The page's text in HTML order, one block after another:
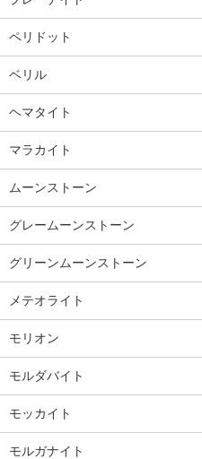
ペリドット
ベリル
ヘマタイト
マラカイト
ムーンストーン
グレームーンストーン
グリーンムーンストーン
メテオライト
モリオン
モルダバイト
モッカイト
モルガナイト